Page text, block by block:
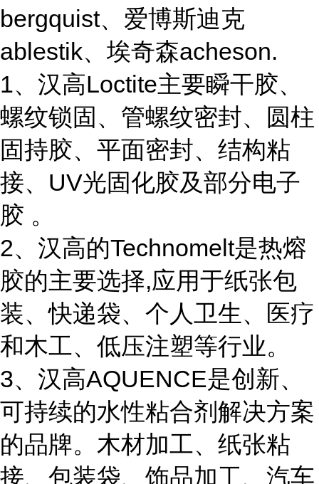
bergquist、爱博斯迪克
ablestik、埃奇森acheson.
1、汉高Loctite主要瞬干胶、
螺纹锁固、管螺纹密封、圆柱
固持胶、平面密封、结构粘
接、UV光固化胶及部分电子
胶 。
2、汉高的Technomelt是热熔
胶的主要选择,应用于纸张包
装、快递袋、个人卫生、医疗
和木工、低压注塑等行业。
3、汉高AQUENCE是创新、
可持续的水性粘合剂解决方案
的品牌。木材加工、纸张粘
接、包装袋、饰品加工、汽车